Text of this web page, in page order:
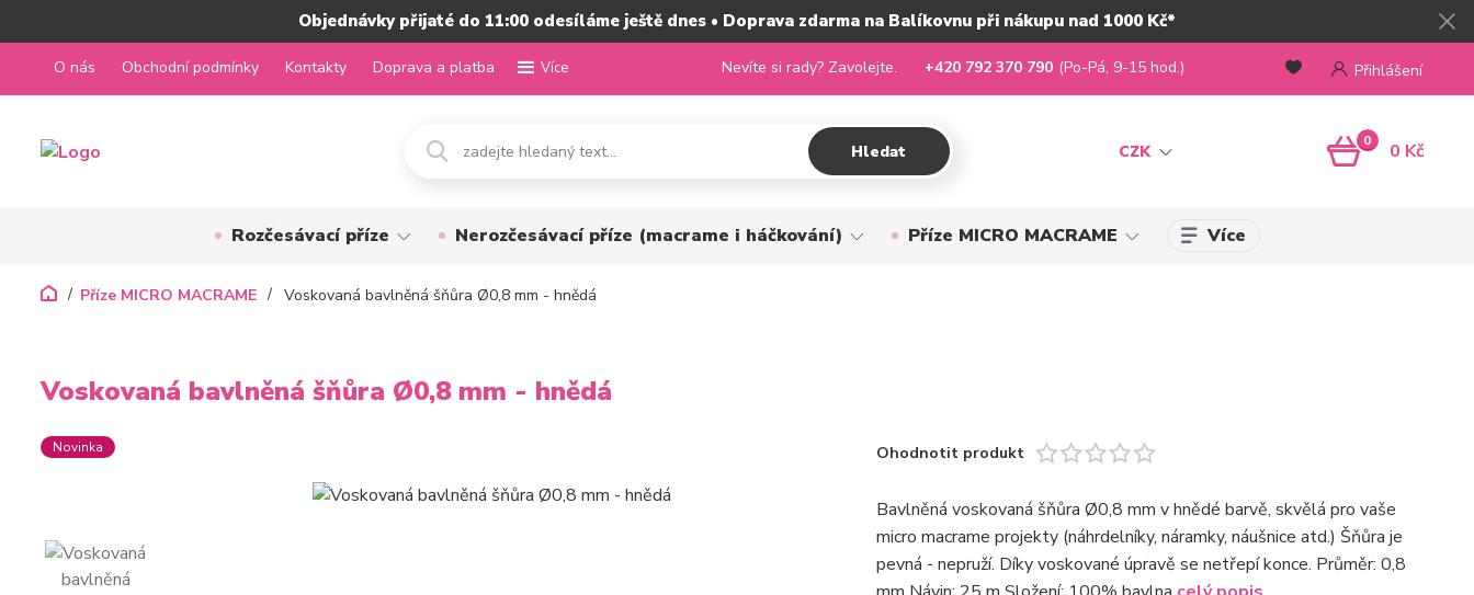
Objednávky přijaté do 11:00 odesíláme ještě dnes • Doprava zdarma na Balíkovnu při nákupu nad 1000 Kč*
O nás Obchodní podmínky Kontakty Doprava a platba Více
CZK
Přihlášení
Hledat
Nevíte si rady? Zavolejte. +420 792 370 790 (Po-Pá, 9-15 hod.)
0 0 Kč
Rozčesávací příze Nerozčesávací příze (macrame i háčkování) Příze MICRO MACRAME Více
Příze MICRO MACRAME Voskovaná bavlněná šňůra Ø0,8 mm - hnědá
Voskovaná bavlněná šňůra Ø0,8 mm - hnědá
Novinka Ohodnotit produkt
Bavlněná voskovaná šňůra Ø0,8 mm v hnědé barvě, skvělá pro vaše
micro macrame projekty (náhrdelníky, náramky, náušnice atd.) Šňůra je
pevná - nepruží. Díky voskované úpravě se netřepí konce. Průměr: 0,8